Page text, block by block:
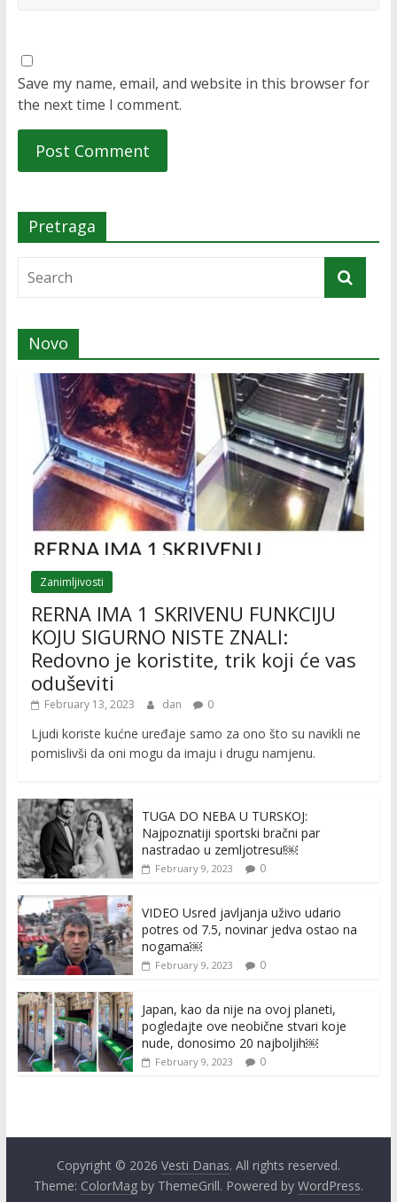
Save my name, email, and website in this browser for
the next time I comment.
Pretraga
Novo
Zanimljivosti
RERNA IMA 1 SKRIVENU FUNKCIJU
KOJU SIGURNO NISTE ZNALI:
Redovno je koristite, trik koji će vas
oduševiti
February 13, 2023 dan 0
Ljudi koriste kućne uređaje samo za ono što su navikli ne
pomislivši da oni mogu da imaju i drugu namjenu.
TUGA DO NEBA U TURSKOJ:
Najpoznatiji sportski bračni par
nastradao u zemljotresu!￼
February 9, 2023 0
VIDEO Usred javljanja uživo udario
potres od 7.5, novinar jedva ostao na
nogama￼
February 9, 2023 0
Japan, kao da nije na ovoj planeti,
pogledajte ove neobične stvari koje
nude, donosimo 20 najboljih￼
February 9, 2023 0
Copyright © 2026 Vesti Danas. All rights reserved.
Theme: ColorMagby ThemeGrill. Powered by WordPress.